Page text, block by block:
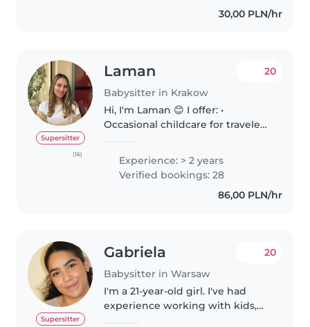
niemowlęcym, regularnie..30,00 PLN/hr
Supersitter
(16)
Laman
Babysitter in Krakow
20
Hi, I'm Laman 😊 I offer: •
Occasional childcare for travelers
Private lessons for school
students 📚➕, especially in
Mathematics • For toddlers and..
Experience: > 2 years
Verified bookings: 28
86,00 PLN/hr
Supersitter
Gabriela
Babysitter in Warsaw
20
I'm a 21-year-old girl. I've had
experience working with kids,